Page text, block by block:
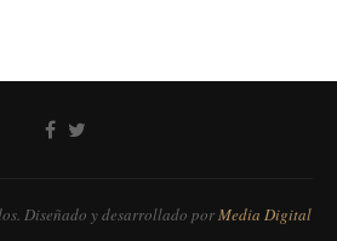
Diseñado y desarrollado porMedia Digital